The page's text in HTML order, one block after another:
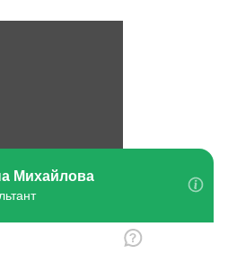
жилищных